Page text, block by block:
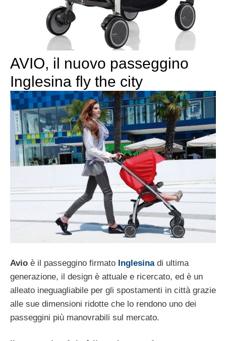
AVIO, il nuovo passeggino
Inglesina fly the city
Avio è il passeggino firmato Inglesinadi ultima
generazione, il design è attuale e ricercato, ed è un
alleato ineguagliabile per gli spostamenti in città grazie
alle sue dimensioni ridotte che lo rendono uno dei
passeggini più manovrabili sul mercato.